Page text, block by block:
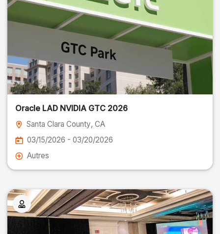
Oracle LAD NVIDIA GTC 2026
Santa Clara County, CA
03/15/2026 - 03/20/2026
Autres